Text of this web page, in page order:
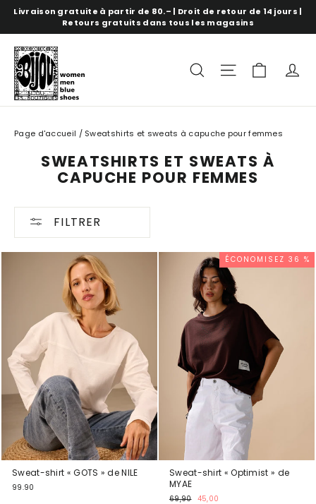
directement
Livraison gratuite à partir de 80.– | Droit de retour de 14 jours |
Retours gratuits dans tous les magasins
recherche panure
Page d'accueil / Sweatshirts et sweats à capuche pour femmes
SWEATSHIRTS ET SWEATS À
CAPUCHE POUR FEMMES
FILTRER
Sweat-shirt « GOTS » de NILE
99.90
ÉCONOMISEZ 36 %
Sweat-shirt « Optimist » de
MYAE
Prix
69,90
Prix
45,00